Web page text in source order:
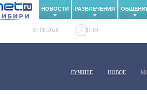
НОВОСТИ РАЗВЛЕЧЕНИЯ
07.08.2026 01:04
ЛУЧШЕЕ НОВОЕ